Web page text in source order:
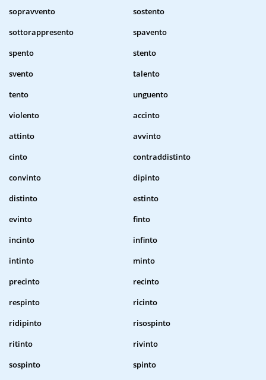
sopravvento
sostento
sottorappresento
spavento
spento
stento
svento
talento
tento
unguento
violento
accinto
attinto
avvinto
cinto
contraddistinto
convinto
dipinto
distinto
estinto
evinto
finto
incinto
infinto
intinto
minto
precinto
recinto
respinto
ricinto
ridipinto
risospinto
ritinto
rivinto
sospinto
spinto